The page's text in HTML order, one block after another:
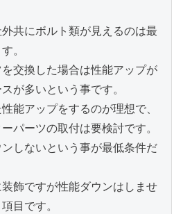
共にボルト類が見えるのは最
。
交換した場合は性能アップが
が多いという事です。
能アップをするのが理想で、
パーツの取付は要検討です。
しないという事が最低条件だ
飾ですが性能ダウンはしませ
目です。